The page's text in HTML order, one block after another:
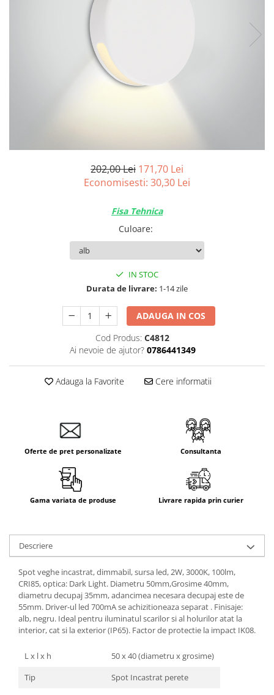
202,00 Lei 171,70 Lei
Economisesti: 30,30 Lei
Fisa Tehnica
Culoare:
IN STOC
Durata de livrare: 1-14 zile
ADAUGA IN COS
Cod Produs: C4812
Ai nevoie de ajutor? 0786441349
Adauga la Favorite Cere informatii
Oferte de pret personalizate Consultanta
Gama variata de produse Livrare rapida prin curier
Descriere
Spot veghe incastrat, dimmabil, sursa led, 2W, 3000K, 100lm,
CRI85, optica: Dark Light. Diametru 50mm,Grosime 40mm,
diametru decupaj 35mm, adancimea necesara decupaj este de
55mm. Driver-ul led 700mA se achizitioneaza separat . Finisaje:
alb, negru. Ideal pentru iluminatul scarilor si al holurilor atat la
interior, cat si la exterior (IP65). Factor de protectie la impact IK08.
L x l x h
50 x 40 (diametru x grosime)
Tip
Spot Incastrat perete